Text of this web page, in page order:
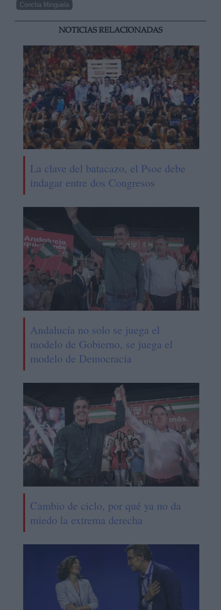
Concha Minguela
NOTICIAS RELACIONADAS
La clave del batacazo, el Psoe debe
indagar entre dos Congresos
Andalucía no solo se juega el
modelo de Gobierno, se juega el
modelo de Democracia
Cambio de ciclo, por qué ya no da
miedo la extrema derecha